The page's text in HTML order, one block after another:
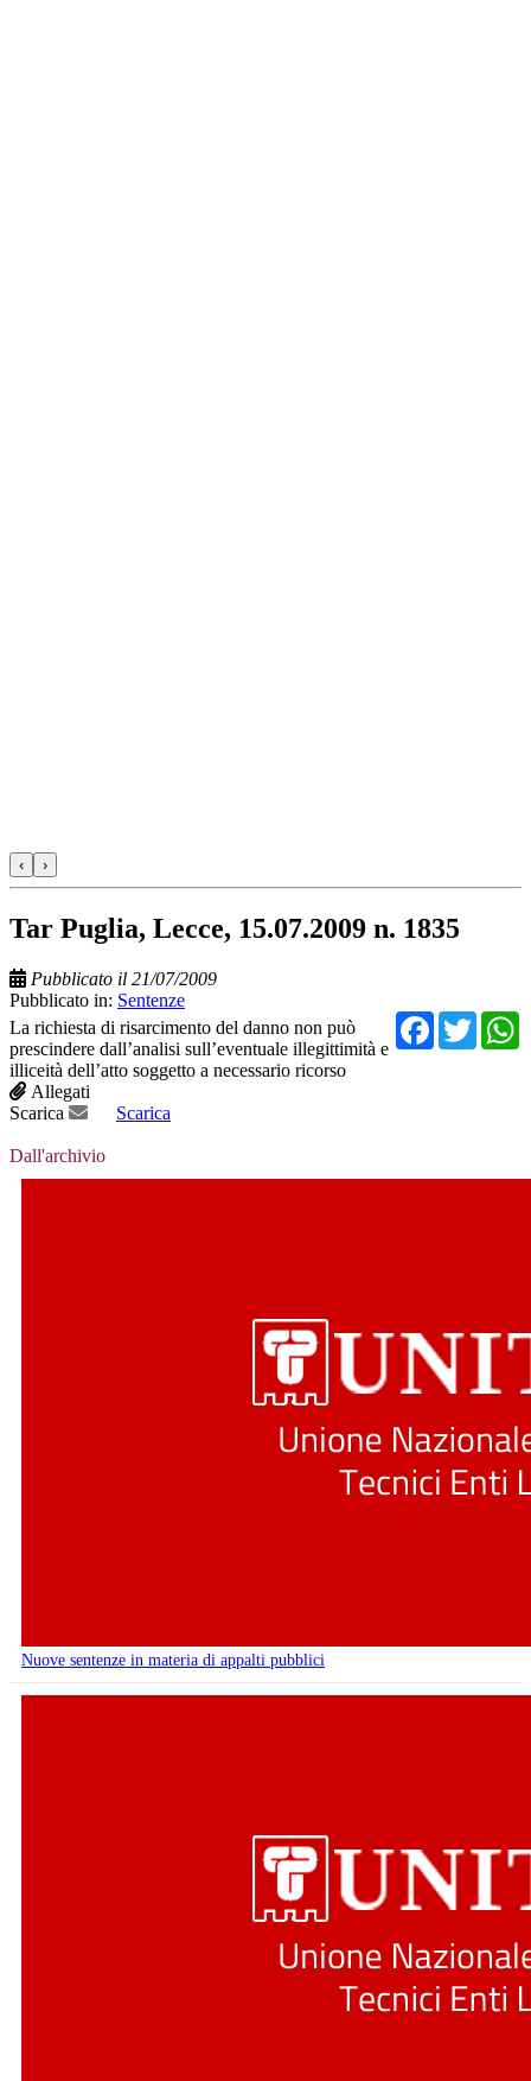
‹ ›
Tar Puglia, Lecce, 15.07.2009 n. 1835
Pubblicato il 21/07/2009
Pubblicato in: Sentenze
La richiesta di risarcimento del danno non può
prescindere dall’analisi sull’eventuale illegittimità e
illiceità dell’atto soggetto a necessario ricorso
Allegati
Scarica
Scarica
Dall'archivio
Nuove sentenze in materia di appalti pubblici